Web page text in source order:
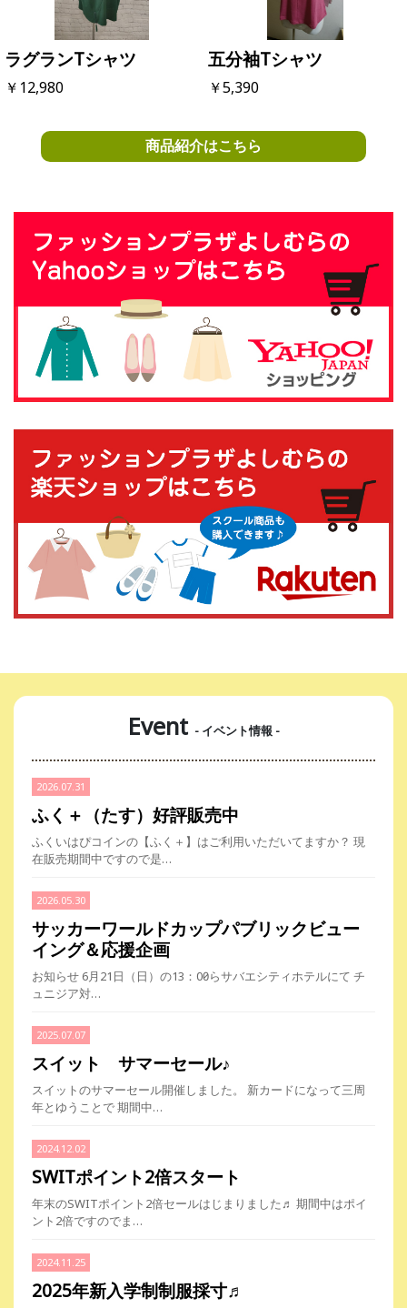
ラグランTシャツ
￥12,980
五分袖Tシャツ
￥5,390
商品紹介はこちら
Event - イベント情報 -
2026.07.31
ふく＋（たす）好評販売中
ふくいはぴコインの【ふく＋】はご利用いただいてますか？ 現
在販売期間中ですので是…
2026.05.30
サッカーワールドカップパブリックビュー
イング＆応援企画
お知らせ 6月21日（日）の13：00からサバエシティホテルにて チ
ュニジア対…
2025.07.07
スイット サマーセール♪
スイットのサマーセール開催しました。 新カードになって三周
年とゆうことで 期間中…
2024.12.02
SWITポイント2倍スタート
年末のSWITポイント2倍セールはじまりました♬ 期間中はポイ
ント2倍ですのでま…
2024.11.25
2025年新入学制制服採寸♬